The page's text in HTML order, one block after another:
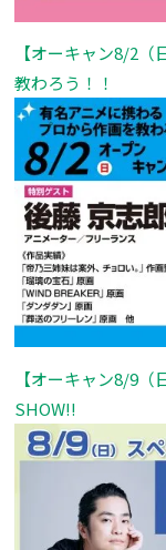
【オーキャン8/2
教わろう！！
【オーキャン8/9
SHOW!!